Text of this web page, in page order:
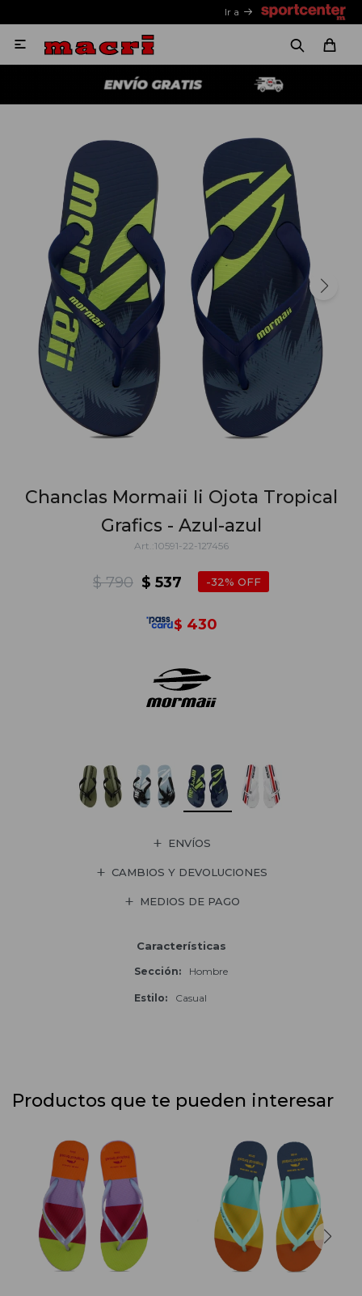
Ir a

Chanclas Mormaii Ii Ojota Tropical
Grafics - Azul-azul
10591-22-127456
$ 537
$ 790 32
$ 430
ENVÍOS
CAMBIOS Y DEVOLUCIONES
MEDIOS DE PAGO
Características
Sección Hombre
Estilo Casual
Productos que te pueden interesar